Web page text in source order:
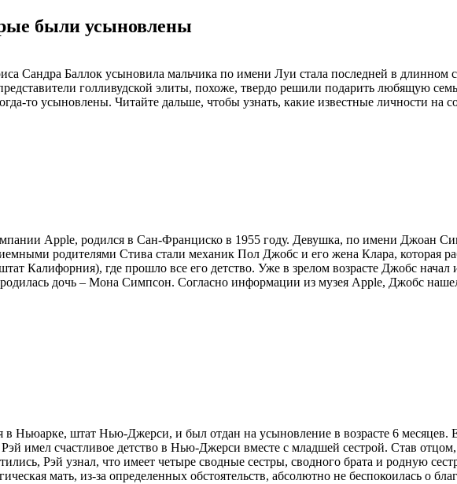
были усыновлены
Сандра Баллок усыновила мальчика по имени Луи стала последней в
голливудской элиты, похоже, твердо решили подарить любящую
то усыновлены. Читайте дальше, чтобы узнать, какие известные личности на
Apple, родился в Сан-Франциско в 1955 году. Девушка, по имени Джоан
родителями Стива стали механик Пол Джобс и его жена Клара, которая
Калифорния), где прошло все его детство. Уже в зрелом возрасте Джобс
дочь – Мона Симпсон. Согласно информации из музея Apple, Джобс
в Ньюарке, штат Нью-Джерси, и был отдан на усыновление в возрасте 6
имел счастливое детство в Нью-Джерси вместе с младшей сестрой. Став
Рэй узнал, что имеет четыре сводные сестры, сводного брата и родную
мать, из-за определенных обстоятельств, абсолютно не беспокоилась о